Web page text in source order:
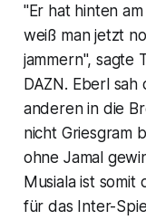
"Er hat hinten
weiß man jetzt
jammern", sagte
DAZN. Eberl sah
anderen in die
nicht Griesgram
ohne Jamal
Musiala ist
für das Inter-